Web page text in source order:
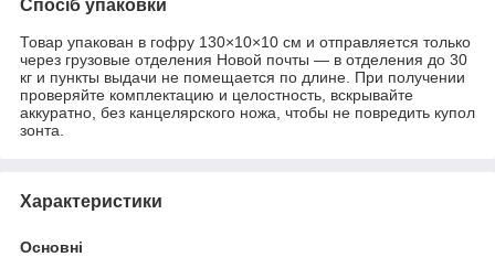
Спосіб упаковки
Товар упакован в гофру 130×10×10 см и отправляется только
через грузовые отделения Новой почты — в отделения до 30
кг и пункты выдачи не помещается по длине. При получении
проверяйте комплектацию и целостность, вскрывайте
аккуратно, без канцелярского ножа, чтобы не повредить купол
зонта.
Характеристики
Основні